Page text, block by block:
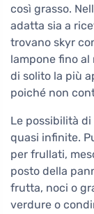
così grasso.
adatta sia a
trovano skyr
lampone fino
di solito la più
poiché non
Le possibilità
quasi infinite.
per frullati,
posto della
frutta, noci o
verdure o